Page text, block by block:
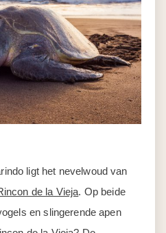
ligt het nevelwoud van
de la Vieja. Op beide
en slingerende apen